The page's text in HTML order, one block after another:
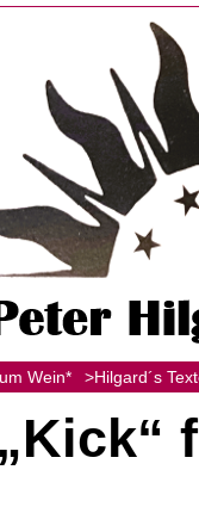
Wein* >Hilgard´s